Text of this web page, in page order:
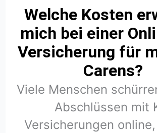
Welche Kosten
mich bei einer
Versicherung für
Carens?
Viele Menschen
Abschlüssen mit
Versicherungen